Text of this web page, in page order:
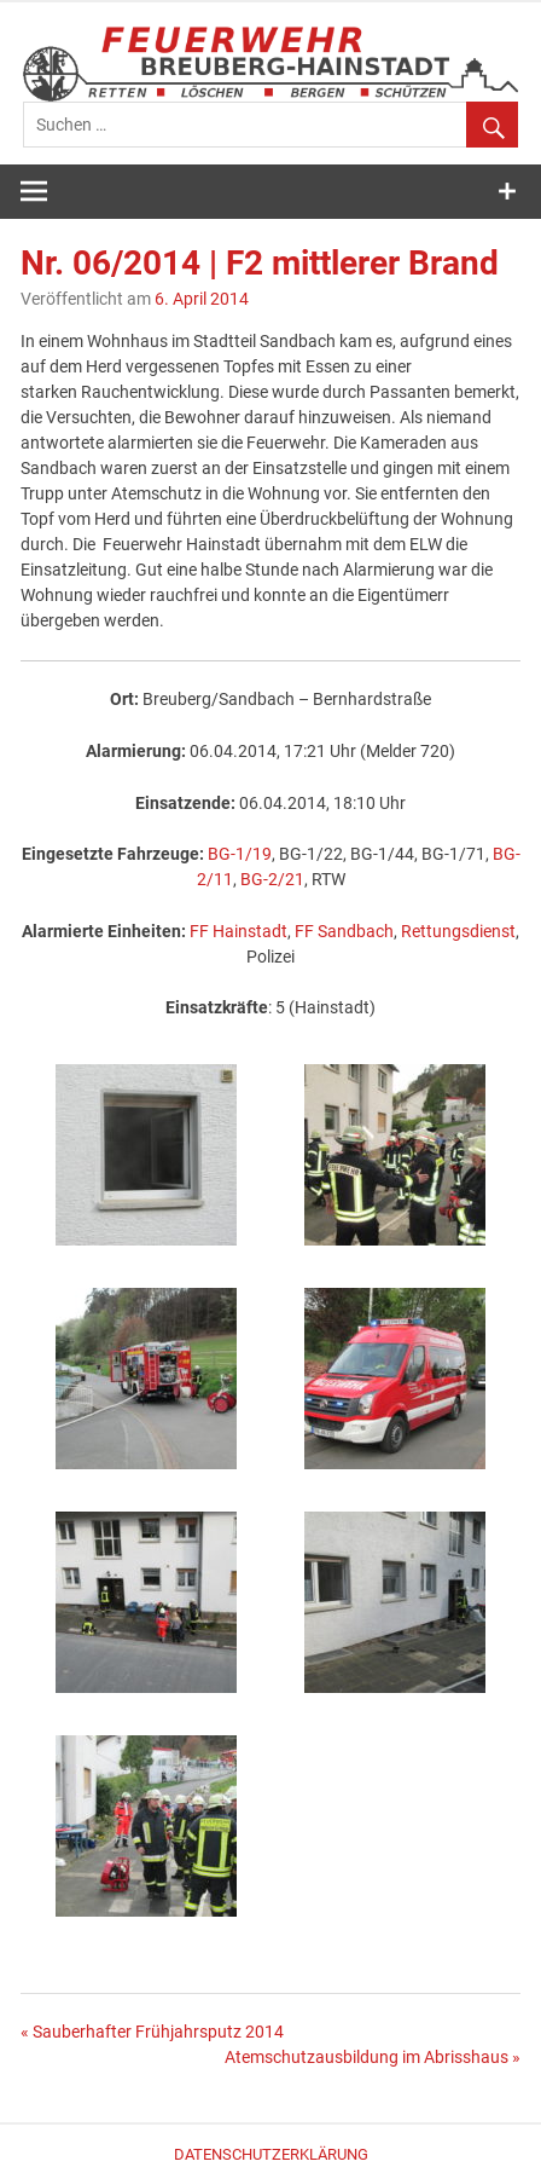
springen
Feuerwehr
Breuberg-
Hainstadt
Nr. 06/2014 | F2 mittlerer Brand
Veröffentlicht am 6. April 2014
In einem Wohnhaus im Stadtteil Sandbach kam es, aufgrund eines
auf dem Herd vergessenen Topfes mit Essen zu einer
starken Rauchentwicklung. Diese wurde durch Passanten bemerkt,
die Versuchten, die Bewohner darauf hinzuweisen. Als niemand
antwortete alarmierten sie die Feuerwehr. Die Kameraden aus
Sandbach waren zuerst an der Einsatzstelle und gingen mit einem
Trupp unter Atemschutz in die Wohnung vor. Sie entfernten den
Topf vom Herd und führten eine Überdruckbelüftung der Wohnung
durch. Die Feuerwehr Hainstadt übernahm mit dem ELW die
Einsatzleitung. Gut eine halbe Stunde nach Alarmierung war die
Wohnung wieder rauchfrei und konnte an die Eigentümerr
übergeben werden.
Ort: Breuberg/Sandbach – Bernhardstraße
Alarmierung: 06.04.2014, 17:21 Uhr (Melder 720)
Einsatzende: 06.04.2014, 18:10 Uhr
Eingesetzte Fahrzeuge: BG-1/19, BG-1/22, BG-1/44, BG-1/71, BG-
2/11, BG-2/21, RTW
Alarmierte Einheiten: FF Hainstadt, FF Sandbach, Rettungsdienst,
Polizei
Einsatzkräfte: 5 (Hainstadt)
Beitragsnavigation
« Sauberhafter Frühjahrsputz 2014
Atemschutzausbildung im Abrisshaus »
DATENSCHUTZERKLÄRUNG